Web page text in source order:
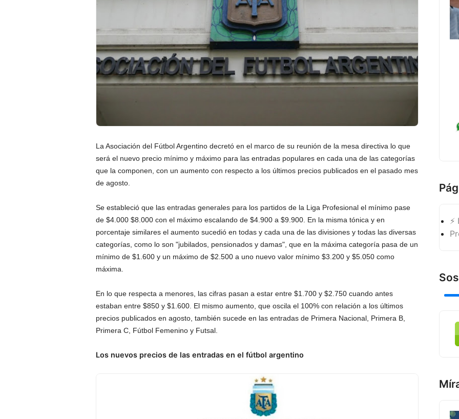
La Asociación del Fútbol Argentino decretó en el marco de su reunión de la mesa directiva lo que
será el nuevo precio mínimo y máximo para las entradas populares en cada una de las categorías
que la componen, con un aumento con respecto a los últimos precios publicados en el pasado mes
de agosto.
Se estableció que las entradas generales para los partidos de la Liga Profesional el mínimo pase
de $4.000 $8.000 con el máximo escalando de $4.900 a $9.900. En la misma tónica y en
porcentaje similares el aumento sucedió en todas y cada una de las divisiones y todas las diversas
categorías, como lo son "jubilados, pensionados y damas", que en la máxima categoría pasa de un
mínimo de $1.600 y un máximo de $2.500 a uno nuevo valor mínimo $3.200 y $5.050 como
máxima.
En lo que respecta a menores, las cifras pasan a estar entre $1.700 y $2.750 cuando antes
estaban entre $850 y $1.600. El mismo aumento, que oscila el 100% con relación a los últimos
precios publicados en agosto, también sucede en las entradas de Primera Nacional, Primera B,
Primera C, Fútbol Femenino y Futsal.
Los nuevos precios de las entradas en el fútbol argentino